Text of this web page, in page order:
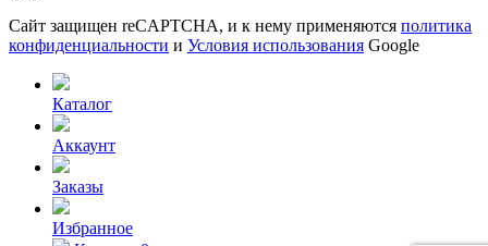
Сайт защищен reCAPTCHA, и к нему применяются политика
конфиденциальности и Условия использования Google
Каталог
Аккаунт
Заказы
Избранное